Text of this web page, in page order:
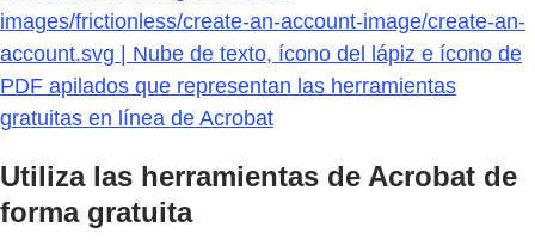
images/frictionless/create-an-account-image/create-an-
account.svg | Nube de texto, ícono del lápiz e ícono de
PDF apilados que representan las herramientas
gratuitas en línea de Acrobat
Utiliza las herramientas de Acrobat de
forma gratuita